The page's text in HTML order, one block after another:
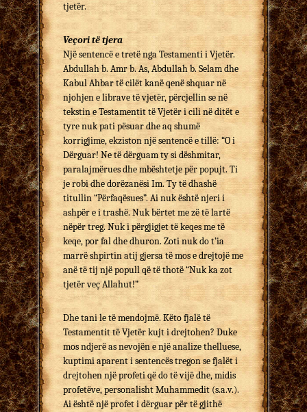
tjetër.
Veçori të tjera
Një sentencë e tretë nga Testamenti i Vjetër.
Abdullah b. Amr b. As, Abdullah b. Selam dhe
Kabul Ahbar të cilët kanë qenë shquar në
njohjen e librave të vjetër, përcjellin se në
tekstin e Testamentit të Vjetër i cili në ditët e
tyre nuk pati pësuar dhe aq shumë
korrigjime, ekziston një sentencë e tillë: “O i
Dërguar! Ne të dërguam ty si dëshmitar,
paralajmërues dhe mbështetje për popujt. Ti
je robi dhe dorëzanësi Im. Ty të dhashë
titullin “Përfaqësues”. Ai nuk është njeri i
ashpër e i trashë. Nuk bërtet me zë të lartë
nëpër treg. Nuk i përgjigjet të keqes me të
keqe, por fal dhe dhuron. Zoti nuk do t’ia
marrë shpirtin atij gjersa të mos e drejtojë me
anë të tij një popull që të thotë “Nuk ka zot
tjetër veç Allahut!”
Dhe tani le të mendojmë. Këto fjalë të
Testamentit të Vjetër kujt i drejtohen? Duke
mos ndjerë as nevojën e një analize thelluese,
kuptimi aparent i sentencës tregon se fjalët i
drejtohen një profeti që do të vijë dhe, midis
profetëve, personalisht Muhammedit (s.a.v.).
Ai është një profet i dërguar për të gjithë